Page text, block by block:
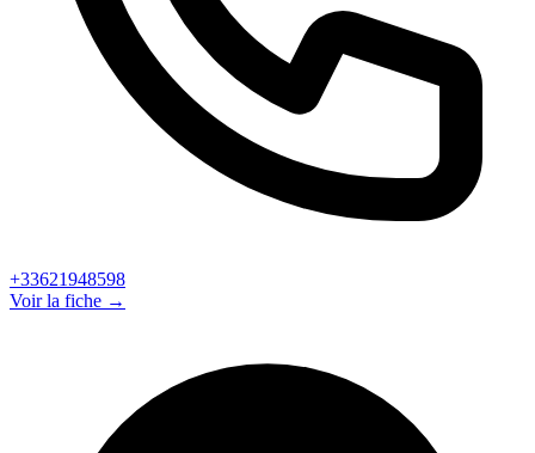
+33621948598
Voir la fiche →